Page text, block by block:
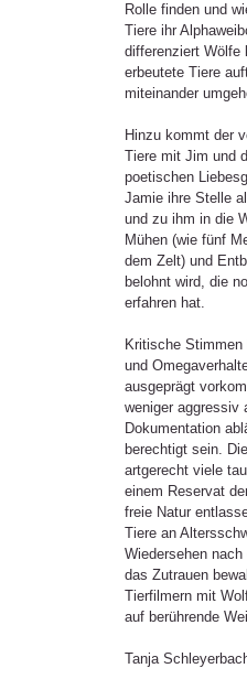
Rolle finden und
Tiere ihr
differenziert Wölfe
erbeutete Tiere
miteinander
Hinzu kommt der
Tiere mit Jim und
poetischen
Jamie ihre Stelle
und zu ihm in die
Mühen (wie fünf
dem Zelt) und
belohnt wird, die
erfahren hat.
Kritische
und
ausgeprägt
weniger aggressiv
Dokumentation
berechtigt sein.
artgerecht viele
einem Reservat
freie Natur
Tiere an
Wiedersehen
das Zutrauen
Tierfilmern mit
auf berührende
Tanja